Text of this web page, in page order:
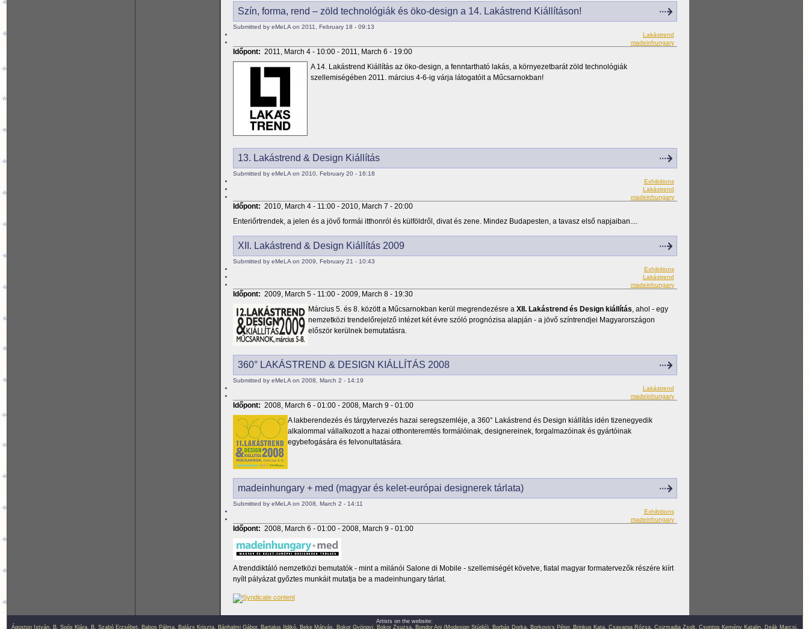
Szín, forma, rend – zöld technológiák és öko-design a 14. Lakástrend Kiállításon!
Submitted by eMeLA on 2011, February 18 - 09:13
Lakástrend
madeinhungary
Időpont: 2011, March 4 - 10:00- 2011, March 6 - 19:00
A 14. Lakástrend Kiállítás az öko-design, a fenntartható lakás, a környezetbarát zöld technológiák
szellemiségében 2011. március 4-6-ig várja látogatóit a Műcsarnokban!
13. Lakástrend & Design Kiállítás
Submitted by eMeLA on 2010, February 20 - 16:18
Exhibitions
Lakástrend
madeinhungary
Időpont: 2010, March 4 - 11:00- 2010, March 7 - 20:00
Enteriőrtrendek, a jelen és a jövő formái itthonról és külföldről, divat és zene. Mindez Budapesten, a tavasz első napjaiban....
XII. Lakástrend & Design Kiállítás 2009
Submitted by eMeLA on 2009, February 21 - 10:43
Exhibitions
Lakástrend
madeinhungary
Időpont: 2009, March 5 - 11:00- 2009, March 8 - 19:30
Március 5. és 8. között a Műcsarnokban kerül megrendezésre a XII. Lakástrend és Design kiállítás, ahol - egy
nemzetközi trendelőrejelző intézet két évre szóló prognózisa alapján - a jövő színtrendjei Magyarországon
először kerülnek bemutatásra.
360° LAKÁSTREND & DESIGN KIÁLLÍTÁS 2008
Submitted by eMeLA on 2008, March 2 - 14:19
Lakástrend
madeinhungary
Időpont: 2008, March 6 - 01:00- 2008, March 9 - 01:00
A lakberendezés és tárgytervezés hazai seregszemléje, a 360° Lakástrend és Design kiállítás idén tizenegyedik
alkalommal vállalkozott a hazai otthonteremtés formálóinak, designereinek, forgalmazóinak és gyártóinak
egybefogására és felvonultatására.
madeinhungary + med (magyar és kelet-európai designerek tárlata)
Submitted by eMeLA on 2008, March 2 - 14:11
Exhibitions
madeinhungary
Időpont: 2008, March 6 - 01:00- 2008, March 9 - 01:00
A trenddiktáló nemzetközi bemutatók - mint a milánói Salone di Mobile - szellemiségét követve, fiatal magyar formatervezők részére kiírt
nyílt pályázat győztes munkáit mutatja be a madeinhungary tárlat.
Artists on the website:
Ágoston István, B. Soós Klára, B. Szabó Erzsébet, Babos Pálma, Balázs Kriszta, Bánhalmi Gábor, Bartalus Ildikó, Beke Mátyás, Bokor Gyöngyi, Bokor Zsuzsa, Bondor Ani (Modesign Stúdió), Borbás Dorka, Borkovics Péter, Brinkus Kata, Csavarga Rózsa, Csizmadia Zsolt, Csontos Kemény Katalin, Deák Marcsi,